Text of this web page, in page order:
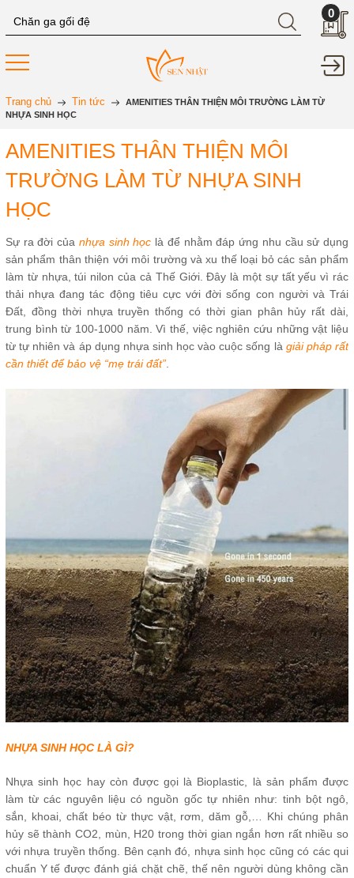
0
Trang chủ Tin tức
AMENITIES THÂN THIỆN MÔI TRƯỜNG LÀM TỪ
NHỰA SINH HỌC
AMENITIES THÂN THIỆN MÔI
TRƯỜNG LÀM TỪ NHỰA SINH
HỌC
Sự ra đời của nhựa sinh học là để nhằm đáp ứng nhu cầu sử dụng
sản phẩm thân thiện với môi trường và xu thế loại bỏ các sản phẩm
làm từ nhựa, túi nilon của cả Thế Giới. Đây là một sự tất yếu vì rác
thải nhựa đang tác động tiêu cực với đời sống con người và Trái
Đất, đồng thời nhựa truyền thống có thời gian phân hủy rất dài,
trung bình từ 100-1000 năm. Vì thế, việc nghiên cứu những vật liệu
từ tự nhiên và áp dụng nhựa sinh học vào cuộc sống là giải pháp rất
cần thiết để bảo vệ “mẹ trái đất”
NHỰA SINH HỌC LÀ GÌ?
Nhựa sinh học hay còn được gọi là Bioplastic, là sản phẩm được
làm từ các nguyên liệu có nguồn gốc tự nhiên như: tinh bột ngô,
sắn, khoai, chất béo từ thực vật, rơm, dăm gỗ,… Khi chúng phân
hủy sẽ thành CO2, mùn, H20 trong thời gian ngắn hơn rất nhiều so
với nhựa truyền thống. Bên cạnh đó, nhựa sinh học cũng có các qui
chuẩn Y tế được đánh giá chặt chẽ, thế nên người dùng không cần